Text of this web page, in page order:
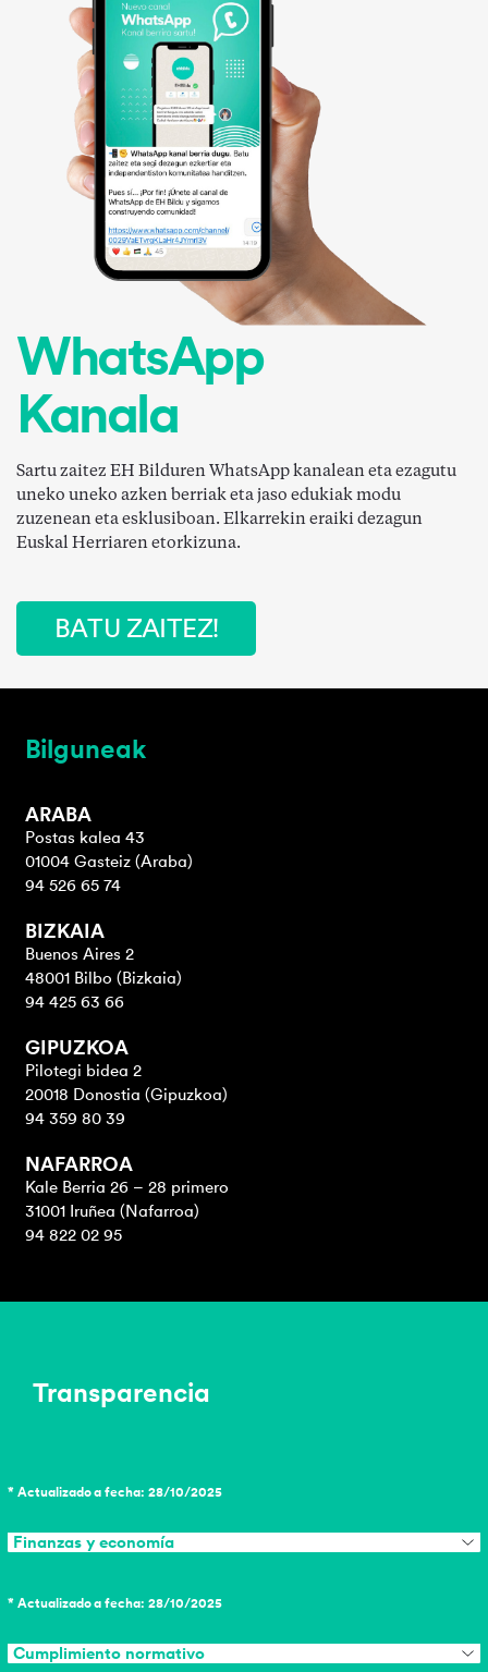
WhatsApp
Kanala
Sartu zaitez EH Bilduren WhatsApp kanalean eta ezagutu
uneko uneko azken berriak eta jaso edukiak modu
zuzenean eta esklusiboan. Elkarrekin eraiki dezagun
Euskal Herriaren etorkizuna.
BATU ZAITEZ!
Bilguneak
ARABA
Postas kalea 43
01004 Gasteiz (Araba)
94 526 65 74
BIZKAIA
Buenos Aires 2
48001 Bilbo (Bizkaia)
94 425 63 66
GIPUZKOA
Pilotegi bidea 2
20018 Donostia (Gipuzkoa)
94 359 80 39
NAFARROA
Kale Berria 26 – 28 primero
31001 Iruñea (Nafarroa)
94 822 02 95
Transparencia
* Actualizado a fecha: 28/10/2025
Finanzas y economía
* Actualizado a fecha: 28/10/2025
Cumplimiento normativo